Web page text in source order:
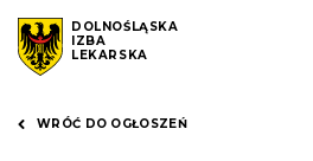
DOLNOŚLĄSKA
IZBA
LEKARSKA
WRÓĆ DO OGŁOSZEŃ